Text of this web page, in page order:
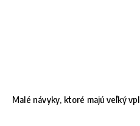
Malé návyky, ktoré majú veľký